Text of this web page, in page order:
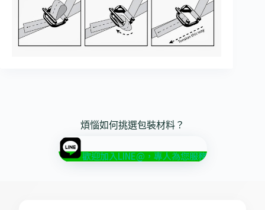
煩惱如何挑選包裝材料？
歡迎加入LINE@，專人為您服務